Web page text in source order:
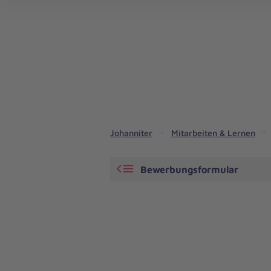
Johanniter Mitarbeiten & Lernen
Bewerbungsformular